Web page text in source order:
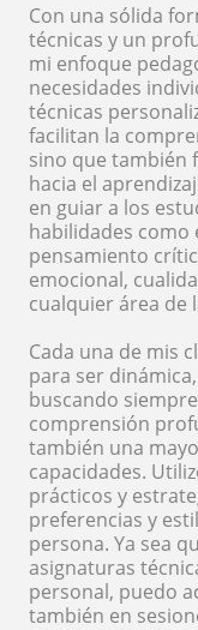
Con una sólida
técnicas y un
mi enfoque
necesidades
técnicas
facilitan la
sino que también
hacia el
en guiar a los
habilidades como
pensamiento
emocional,
cualquier área de
Cada una de mis
para ser
buscando
comprensión
también una
capacidades.
prácticos y
preferencias y
persona. Ya sea
asignaturas
personal, puedo
también en